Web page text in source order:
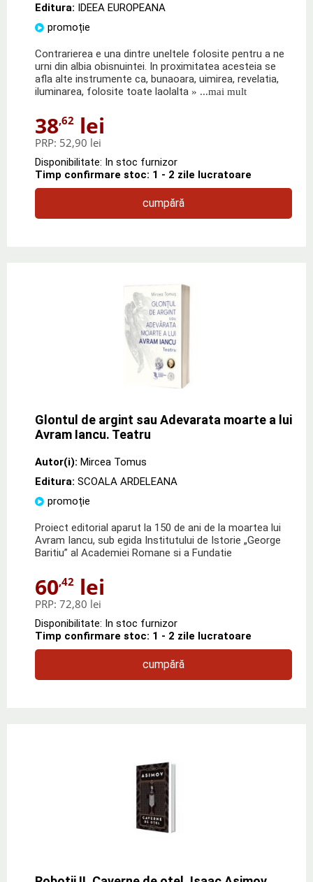
Editura: IDEEA EUROPEANA
promoție
Contrarierea e una dintre uneltele folosite pentru a ne
urni din albia obisnuintei. In proximitatea acesteia se
afla alte instrumente ca, bunaoara, uimirea, revelatia,
iluminarea, folosite toate laolalta » ...mai mult
38,62 lei
PRP: 52,90 lei
Disponibilitate: In stoc furnizor
Timp confirmare stoc: 1 - 2 zile lucratoare
cumpără
Glontul de argint sau Adevarata moarte a lui
Avram Iancu. Teatru
Autor(i): Mircea Tomus
Editura: SCOALA ARDELEANA
promoție
Proiect editorial aparut la 150 de ani de la moartea lui
Avram Iancu, sub egida Institutului de Istorie „George
Baritiu” al Academiei Romane si a Fundatie
60,42 lei
PRP: 72,80 lei
Disponibilitate: In stoc furnizor
Timp confirmare stoc: 1 - 2 zile lucratoare
cumpără